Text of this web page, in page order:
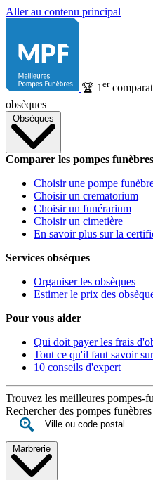
Aller au contenu principal
🏆 1 er
obsèques
Obsèques
Comparer les pompes funèbres
Choisir une pompe
Choisir un crematorium
Choisir un funérarium
Choisir un cimetière
En savoir plus sur la
Services obsèques
Organiser les obsèques
Estimer le prix des
Pour vous aider
Qui doit payer les frais
Tout ce qu'il faut savoir
10 conseils d'expert
Trouvez les meilleures pompes-
Rechercher des pompes
Marbrerie